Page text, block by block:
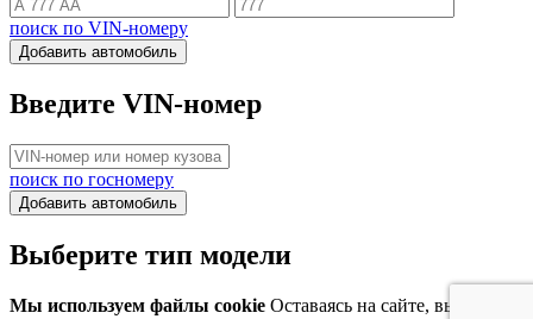
поиск по VIN-номеру
Добавить автомобиль
Введите VIN-номер
поиск по госномеру
Добавить автомобиль
Выберите тип модели
Мы используем файлы cookie Оставаясь на сайте, вы